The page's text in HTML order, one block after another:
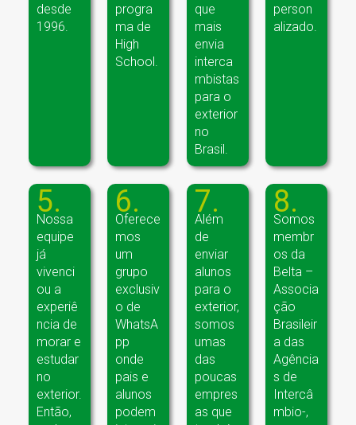
desde
1996.
progra
ma de
High
School.
que
mais
envia
interca
mbistas
para o
exterior
no
Brasil.
person
alizado.
5.
Nossa
equipe
já
vivenci
ou a
experiê
ncia de
morar e
estudar
no
exterior.
Então,
6.
Oferece
mos
um
grupo
exclusiv
o de
WhatsA
pp
onde
pais e
alunos
podem
7.
Além
de
enviar
alunos
para o
exterior,
somos
umas
das
poucas
empres
as que
8.
Somos
membr
os da
Belta –
Associa
ção
Brasileir
a das
Agência
s de
Intercâ
mbio-,